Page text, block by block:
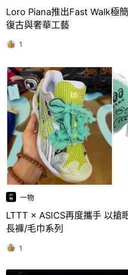
Loro Piana推出Fast Walk極
復古與奢華工藝
1
一物
LTTT × ASICS再度攜手 以搶
長褲/毛巾系列
1